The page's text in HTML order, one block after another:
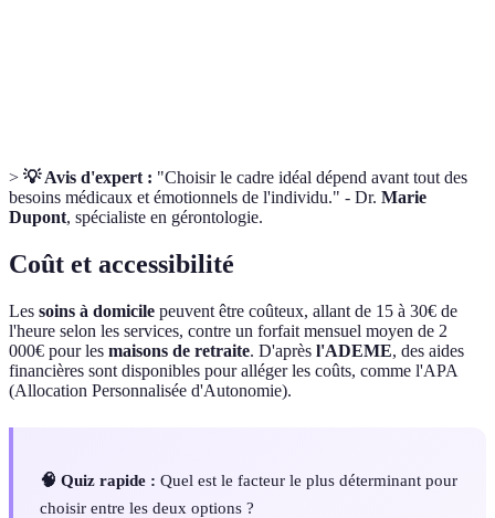
> 💡 Avis d'expert : "Choisir le cadre idéal dépend avant tout des
besoins médicaux et émotionnels de l'individu." - Dr. Marie
Dupont, spécialiste en gérontologie.
Coût et accessibilité
Les soins à domicile peuvent être coûteux, allant de 15 à 30€ de
l'heure selon les services, contre un forfait mensuel moyen de 2
000€ pour les maisons de retraite. D'après l'ADEME, des aides
financières sont disponibles pour alléger les coûts, comme l'APA
(Allocation Personnalisée d'Autonomie).
🧠 Quiz rapide : Quel est le facteur le plus déterminant pour
choisir entre les deux options ?